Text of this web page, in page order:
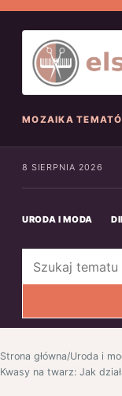
MOZAIKA
8 SIERPNIA 2026
URODA I MODA
Szukaj
Strona główna/Uroda i
Kwasy na twarz: Jak